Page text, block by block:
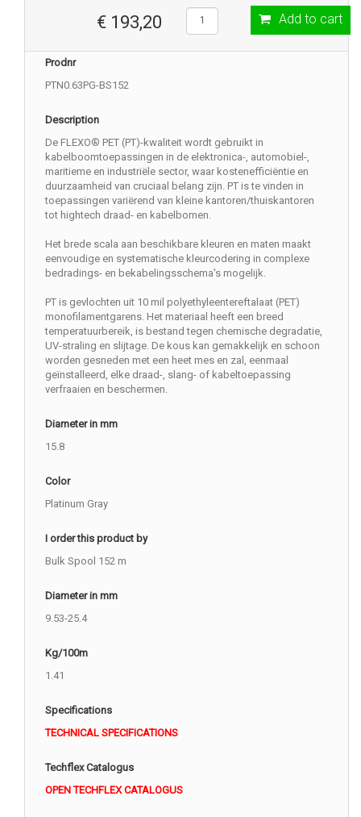
€ 193,20 Add to cart
Prodnr
PTN0.63PG-BS152
Description
De FLEXO® PET (PT)-kwaliteit wordt gebruikt in
kabelboomtoepassingen in de elektronica-, automobiel-,
maritieme en industriële sector, waar kostenefficiëntie en
duurzaamheid van cruciaal belang zijn. PT is te vinden in
toepassingen variërend van kleine kantoren/thuiskantoren
tot hightech draad- en kabelbomen.
Het brede scala aan beschikbare kleuren en maten maakt
eenvoudige en systematische kleurcodering in complexe
bedradings- en bekabelingsschema's mogelijk.
PT is gevlochten uit 10 mil polyethyleentereftalaat (PET)
monofilamentgarens. Het materiaal heeft een breed
temperatuurbereik, is bestand tegen chemische degradatie,
UV-straling en slijtage. De kous kan gemakkelijk en schoon
worden gesneden met een heet mes en zal, eenmaal
geïnstalleerd, elke draad-, slang- of kabeltoepassing
verfraaien en beschermen.
Diameter in mm
15.8
Color
Platinum Gray
I order this product by
Bulk Spool 152 m
Diameter in mm
9.53-25.4
Kg/100m
1.41
Specifications
TECHNICAL SPECIFICATIONS
Techflex Catalogus
OPEN TECHFLEX CATALOGUS